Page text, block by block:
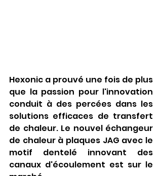
Hexonic a prouvé une fois de plus
que la passion pour l'innovation
conduit à des percées dans les
solutions efficaces de transfert
de chaleur. Le nouvel échangeur
de chaleur à plaques JAG avec le
motif dentelé innovant des
canaux d'écoulement est sur le